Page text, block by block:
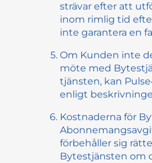
strävar efter att
inom rimlig tid
inte garantera en
Om Kunden inte
möte med
tjänsten, kan
enligt
Kostnaderna för
förbehåller sig
Bytestjänsten om